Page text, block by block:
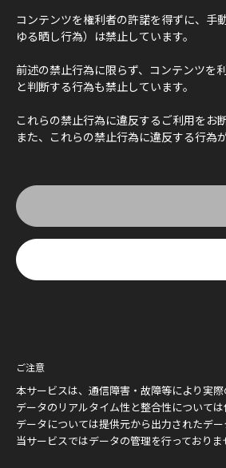
コンテンツを権利者の許諾を得ずに、手
ゆる晒し行為）は禁止しています。
前述の禁止行為に限らず、コンテンツを
と判断する行為も禁止しています。
これらの禁止行為に違反するご利用をお
また、これらの禁止行為に違反する行為
ご注意
本サービスは、通信障害・故障等により実
データのリアルタイム性と整合性について
データについては提供元から出力されたデー
当サービスではデータの管理を行っており